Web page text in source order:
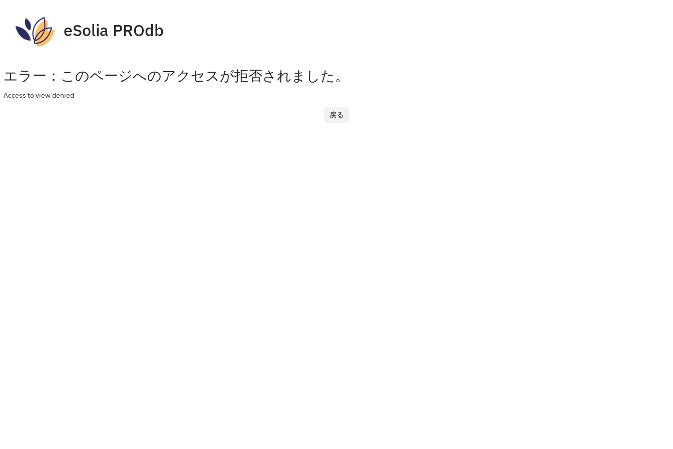
eSolia PROdb
エラー：このページへのアクセスが拒否されました。
Access to view denied
戻る